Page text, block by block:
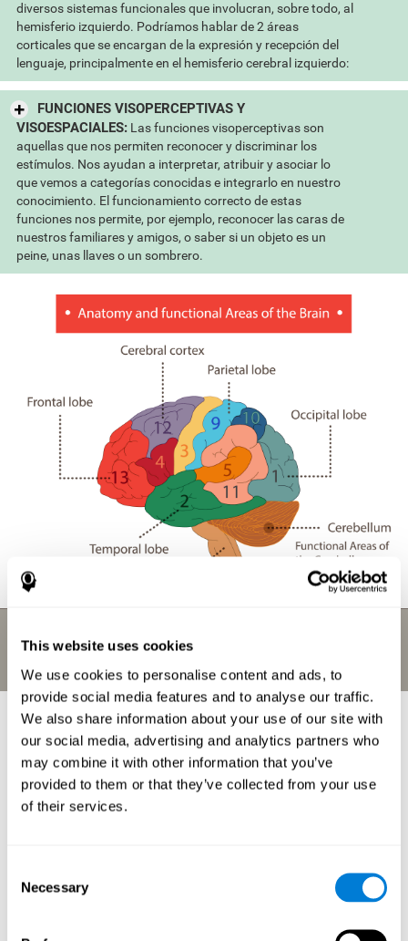
This website uses cookies
We use cookies to personalise content and ads, to
provide social media features and to analyse our traffic.
We also share information about your use of our site with
our social media, advertising and analytics partners who
may combine it with other information that you’ve
provided to them or that they’ve collected from your use
of their services.
Selection
Necessary
diversos sistemas funcionales que involucran, sobre todo, al
hemisferio izquierdo. Podríamos hablar de 2 áreas
corticales que se encargan de la expresión y recepción del
lenguaje, principalmente en el hemisferio cerebral izquierdo:
FUNCIONES VISOPERCEPTIVAS Y
VISOESPACIALES:Las funciones visoperceptivas son
aquellas que nos permiten reconocer y discriminar los
estímulos. Nos ayudan a interpretar, atribuir y asociar lo
que vemos a categorías conocidas e integrarlo en nuestro
conocimiento. El funcionamiento correcto de estas
funciones nos permite, por ejemplo, reconocer las caras de
nuestros familiares y amigos, o saber si un objeto es un
peine, unas llaves o un sombrero.
¿Para qué utilizamos las
funciones cerebrales?
En el curso de un solo día, utilizamos nuestras funciones
cerebrales continuamente, se realizan miles de tareas físicas que
diferentes tus
y funciones cerebrales:
cerebro? Cuando estás cocinando, tienes que atender a